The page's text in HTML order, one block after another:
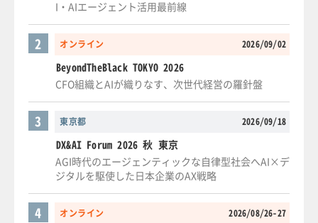
I・AIエージェント活用最前線
オンライン 2026/09/02
2
BeyondTheBlack TOKYO 2026
CFO組織とAIが織りなす、次世代経営の羅針盤
東京都 2026/09/18
3
DX&AI Forum 2026 秋 東京
AGI時代のエージェンティックな自律型社会へAI×デ
ジタルを駆使した日本企業のAX戦略
オンライン 2026/08/26-27
4